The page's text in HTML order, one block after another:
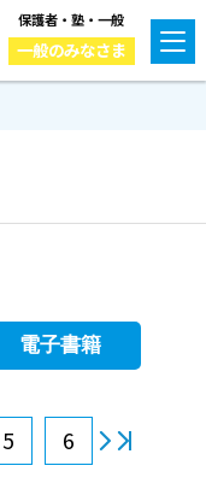
保護者・塾・一般
一般のみなさま
電子書籍
5 6